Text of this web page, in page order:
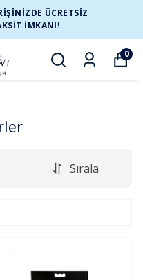
ÜCRETSİZ
İMKANI!
0
Sırala